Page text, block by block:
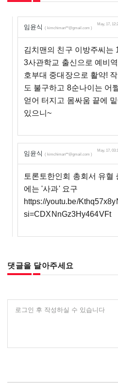
임윤식 ( kimchiman**@gmail.com )
May, 17,
김치맨의 친구 이방주씨는
3사관학교 출신으로 예비
호부대 중대장으로 활약!
도 불구하고 8순나이는 어
얻어 터지고 몸싸움 끝에
있으니~
임윤식 ( kimchiman**@gmail.com )
May, 17,
토론토한인회 총회서 유
에는 '사과' 요구
https://youtu.be/
si=CDXNnGz3Hy464VFt
댓글을 달아주세요
로그인 후 작성하실 수 있습니다